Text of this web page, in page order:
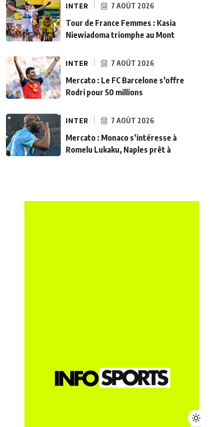
INTER 7 AOÛT 2026
Tour de France Femmes : Kasia
Niewiadoma triomphe au Mont
INTER 7 AOÛT 2026
Mercato : Le FC Barcelone s’offre
Rodri pour 50 millions
INTER 7 AOÛT 2026
Mercato : Monaco s’intéresse à
Romelu Lukaku, Naples prêt à